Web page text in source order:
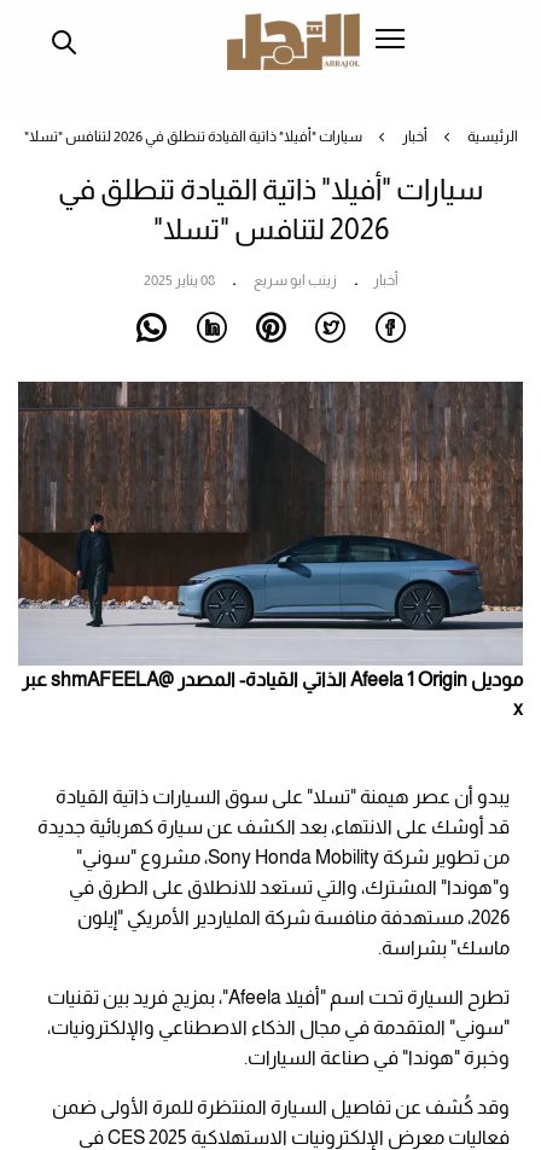
الرئيسية أخبار سيارات "أفيلا" ذاتية القيادة تنطلق في 2026 لتنافس "تسلا"
سيارات "أفيلا" ذاتية القيادة تنطلق في
2026 لتنافس "تسلا"
أخبار زينب ابو سريع 08 يناير 2025
موديل Afeela 1 Origin الذاتي القيادة- المصدر @shmAFEELA عبر
x
يبدو أن عصر هيمنة "تسلا" على سوق السيارات ذاتية القيادة
قد أوشك على الانتهاء، بعد الكشف عن سيارة كهربائية جديدة
من تطوير شركة Sony Honda Mobility، مشروع "سوني"
و"هوندا" المشترك، والتي تستعد للانطلاق على الطرق في
2026، مستهدفة منافسة شركة الملياردير الأمريكي "إيلون
ماسك" بشراسة.
تطرح السيارة تحت اسم "أفيلا Afeela"، بمزيج فريد بين تقنيات
"سوني" المتقدمة في مجال الذكاء الاصطناعي والإلكترونيات،
وخبرة "هوندا" في صناعة السيارات.
وقد كُشف عن تفاصيل السيارة المنتظرة للمرة الأولى ضمن
فعاليات معرض الإلكترونيات الاستهلاكية CES 2025 في